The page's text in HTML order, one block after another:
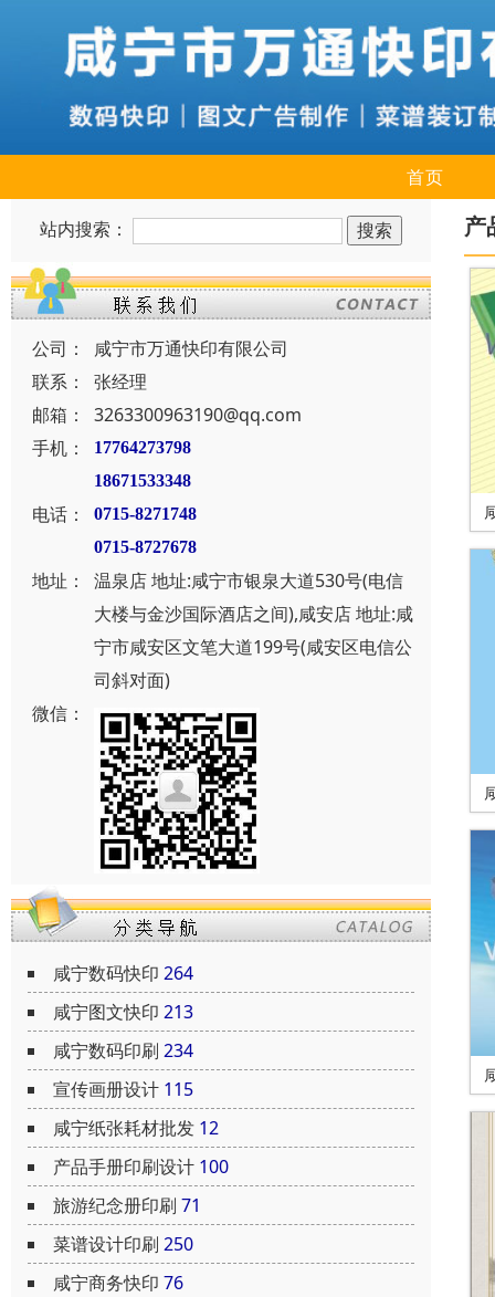
首页
站内搜索：
公司：
咸宁市万通快印有限公司
联系：
张经理
邮箱：
3263300963190@qq.com
手机：
17764273798
18671533348
电话：
0715-8271748
0715-8727678
地址：
温泉店 地址:咸宁市银泉大道530号(电信
大楼与金沙国际酒店之间),咸安店 地址:咸
宁市咸安区文笔大道199号(咸安区电信公
司斜对面)
微信：
咸宁数码快印 264
咸宁图文快印 213
咸宁数码印刷 234
宣传画册设计 115
咸宁纸张耗材批发 12
产品手册印刷设计 100
旅游纪念册印刷 71
菜谱设计印刷 250
咸宁商务快印 76
产